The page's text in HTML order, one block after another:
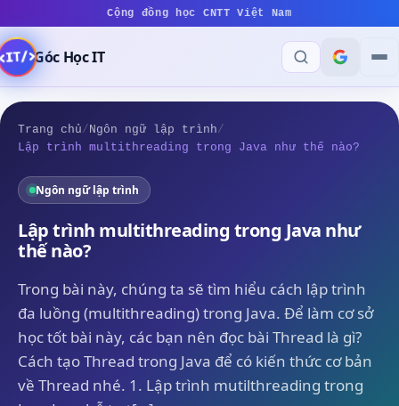
Cộng đồng học CNTT Việt Nam
Góc Học IT
Trang chủ/ Ngôn ngữ lập trình/
Lập trình multithreading trong Java như thế nào?
Ngôn ngữ lập trình
Lập trình multithreading trong Java như
thế nào?
Trong bài này, chúng ta sẽ tìm hiểu cách lập trình
đa luồng (multithreading) trong Java. Để làm cơ sở
học tốt bài này, các bạn nên đọc bài Thread là gì?
Cách tạo Thread trong Java để có kiến thức cơ bản
về Thread nhé. 1. Lập trình mutilthreading trong